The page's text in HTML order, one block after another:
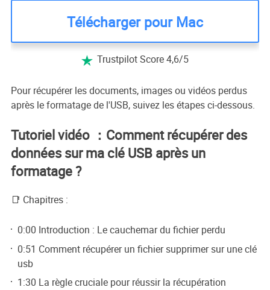
Télécharger pour Mac
 Trustpilot Score 4,6/5
Pour récupérer les documents, images ou vidéos perdus
après le formatage de l'USB, suivez les étapes ci-dessous.
Tutoriel vidéo ：Comment récupérer des
données sur ma clé USB après un
formatage ?
📑 Chapitres :
0:00 Introduction : Le cauchemar du fichier perdu
0:51 Comment récupérer un fichier supprimer sur une clé
usb
1:30 La règle cruciale pour réussir la récupération